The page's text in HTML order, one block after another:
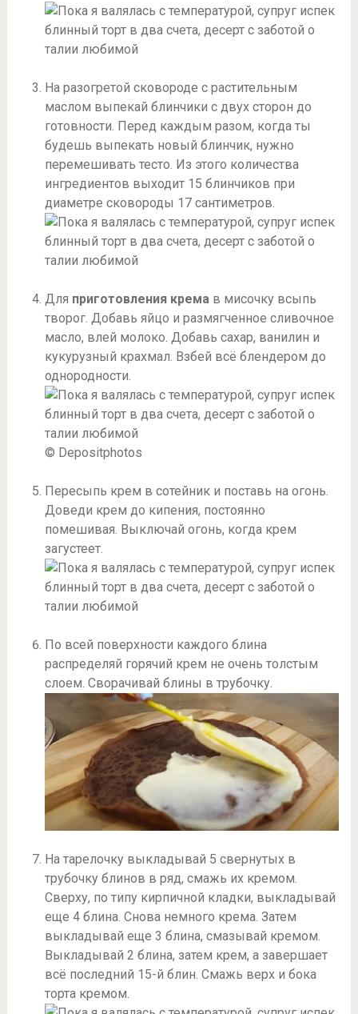
На разогретой сковороде с растительным
маслом выпекай блинчики с двух сторон до
готовности. Перед каждым разом, когда ты
будешь выпекать новый блинчик, нужно
перемешивать тесто. Из этого количества
ингредиентов выходит 15 блинчиков при
диаметре сковороды 17 сантиметров.
Для приготовления крема в мисочку всыпь
творог. Добавь яйцо и размягченное сливочное
масло, влей молоко. Добавь сахар, ванилин и
кукурузный крахмал. Взбей всё блендером до
однородности.
© Depositphotos
Пересыпь крем в сотейник и поставь на огонь.
Доведи крем до кипения, постоянно
помешивая. Выключай огонь, когда крем
загустеет.
По всей поверхности каждого блина
распределяй горячий крем не очень толстым
слоем. Сворачивай блины в трубочку.
На тарелочку выкладывай 5 свернутых в
трубочку блинов в ряд, смажь их кремом.
Сверху, по типу кирпичной кладки, выкладывай
еще 4 блина. Снова немного крема. Затем
выкладывай еще 3 блина, смазывай кремом.
Выкладывай 2 блина, затем крем, а завершает
всё последний 15-й блин. Смажь верх и бока
торта кремом.